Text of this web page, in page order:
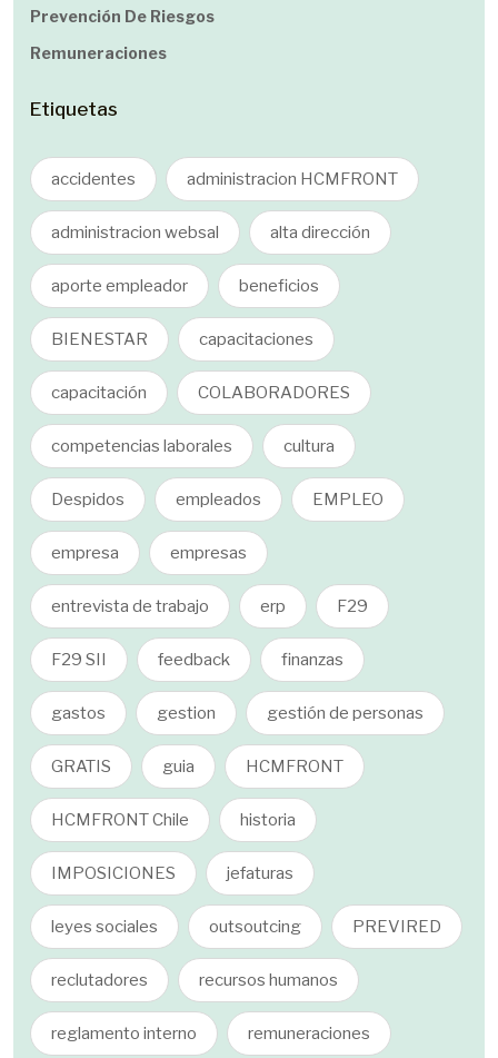
Prevención De Riesgos
Remuneraciones
Etiquetas
accidentes administracion HCMFRONT
administracion websal alta dirección
aporte empleador beneficios
BIENESTAR capacitaciones
capacitación COLABORADORES
competencias laborales cultura
Despidos empleados EMPLEO
empresa empresas
entrevista de trabajo erp F29
F29 SII feedback finanzas
gastos gestion gestión de personas
GRATIS guia HCMFRONT
HCMFRONT Chile historia
IMPOSICIONES jefaturas
leyes sociales outsoutcing PREVIRED
reclutadores recursos humanos
reglamento interno remuneraciones